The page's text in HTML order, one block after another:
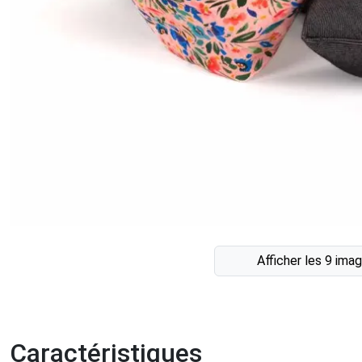
Afficher les 9
Caractéristiques